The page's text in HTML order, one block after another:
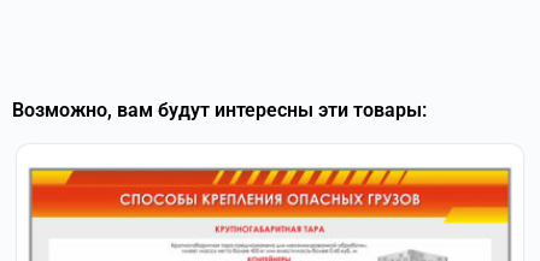
Возможно, вам будут интересны эти товары: